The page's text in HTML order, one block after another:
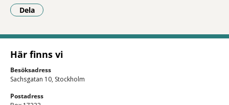
Dela
- Klicka för att öppna delningsalternativ.
Här finns vi
Besöksadress
Sachsgatan 10, Stockholm
Postadress